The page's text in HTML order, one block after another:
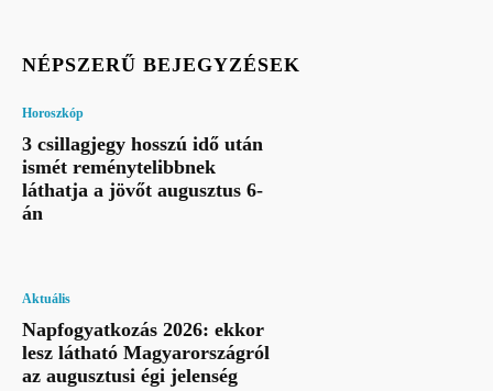
NÉPSZERŰ BEJEGYZÉSEK
Horoszkóp
3 csillagjegy hosszú idő után
ismét reménytelibbnek
láthatja a jövőt augusztus 6-
án
Aktuális
Napfogyatkozás 2026: ekkor
lesz látható Magyarországról
az augusztusi égi jelenség